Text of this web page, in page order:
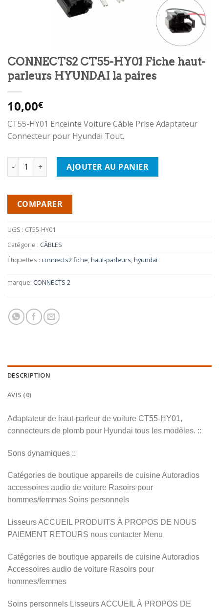
CONNECTS2 CT55-HY01 Fiche haut-
parleurs HYUNDAI la paires
10,00€
CT55-HY01 Enceinte Voiture Câble Prise Adaptateur
Connecteur pour Hyundai Tout.
quantité de CONNECTS2 CT55-HY01 Fiche haut-parleurs
AJOUTER AU PANIER
COMPARER
UGS : CT55-HY01
Catégorie : CÂBLES
Étiquettes : connects2 fiche,haut-parleurs,hyundai
marque: CONNECTS 2
DESCRIPTION
AVIS (0)
Adaptateur de haut-parleur de voiture CT55-HY01,
connecteurs de plomb pour Hyundai tous les modèles. ::
Sons dynamiques ::
Catégories de boutique appareils de cuisine Autoradios
accessoires audio de voiture Rasoirs pour
hommes/femmes Soins personnels
Lisseurs ACCUEIL PRODUITS À PROPOS DE NOUS
PAIEMENT RETOURS nous contacter Menu
Catégories de boutique appareils de cuisine Autoradios
Accessoires audio de voiture Rasoirs pour
hommes/femmes
Soins personnels Lisseurs ACCUEIL À PROPOS DE